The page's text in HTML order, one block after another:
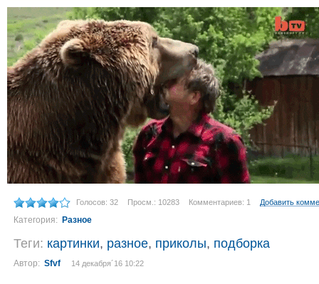
Голосов: 32 Просм.: 10283 Комментариев: 1 Добавить
Категория: Разное
Теги: картинки, разное, приколы, подборка
Автор: Sfvf 14 декабря´16 10:22